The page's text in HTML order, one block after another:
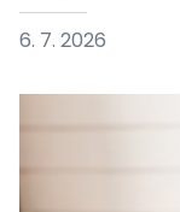
6. 7. 2026